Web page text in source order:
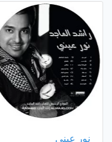
نور عيني